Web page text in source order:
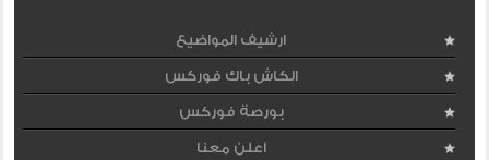
ارشيف المواضيع
الكاش باك فوركس
بورصة فوركس
اعلن معنا